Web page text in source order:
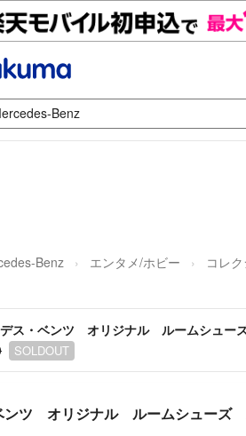
Benz エンタメ/ホビー コレ
デス・ベンツ オリジナル ルームシュー
SOLDOUT
ンツ オリジナル ルームシューズ